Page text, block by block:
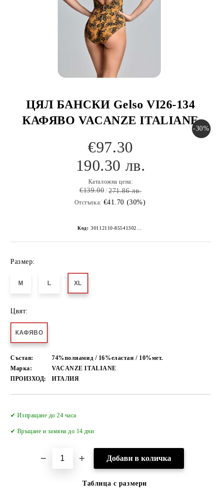
ЦЯЛ БАНСКИ Gelso VI26-134
КАФЯВО VACANZE ITALIANE
-30%
€97.30
190.30 лв.
Каталожна цена:
€139.00 271.86 лв.
Отстъпка: €41.70 (30%)
Код: 30112110-8554130267152268370
Размер:
M L XL
Цвят:
КАФЯВО
Състав:
74%полиамид / 16%еластан / 10%мет.
Марка:
VACANZE ITALIANE
ПРОИЗХОД:
ИТАЛИЯ
✔ Изпращане до 24 часа
✔ Връщане и замяна до 14 дни
Таблица с размери